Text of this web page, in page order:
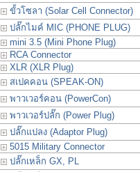
ขั้วโซลา (Solar Cell Connector)
ปลั๊กไมค์ MIC (PHONE PLUG)
mini 3.5 (Mini Phone Plug)
RCA Connector
XLR (XLR Plug)
สเปคคอน (SPEAK-ON)
พาวเวอร์คอน (PowerCon)
พาวเวอร์ปลั๊ก (Power Plug)
ปลั๊กแปลง (Adaptor Plug)
5015 Military Connector
ปลั๊กเหล็ก GX, PL